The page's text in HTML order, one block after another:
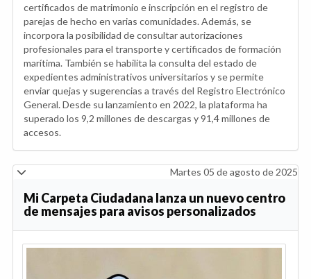
certificados de matrimonio e inscripción en el registro de
parejas de hecho en varias comunidades. Además, se
incorpora la posibilidad de consultar autorizaciones
profesionales para el transporte y certificados de formación
marítima. También se habilita la consulta del estado de
expedientes administrativos universitarios y se permite
enviar quejas y sugerencias a través del Registro Electrónico
General. Desde su lanzamiento en 2022, la plataforma ha
superado los 9,2 millones de descargas y 91,4 millones de
accesos.
Martes 05 de agosto de 2025
Mi Carpeta Ciudadana lanza un nuevo centro
de mensajes para avisos personalizados